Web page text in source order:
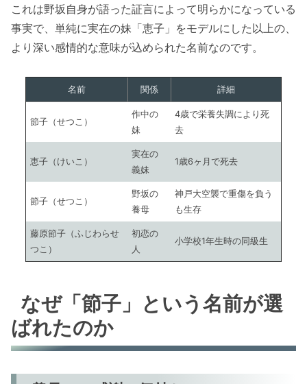
これは野坂自身が語った証言によって明らかになっている
事実で、単純に実在の妹「恵子」をモデルにした以上の、
より深い感情的な意味が込められた名前なのです。
名前 関係 詳細
節子（せつこ）
作中の
妹
4歳で栄養失調により死
去
恵子（けいこ）
実在の
義妹
1歳6ヶ月で死去
節子（せつこ）
野坂の
養母
神戸大空襲で重傷を負う
も生存
藤原節子（ふじわらせ
つこ）
初恋の
人
小学校1年生時の同級生
なぜ「節子」という名前が選
ばれたのか